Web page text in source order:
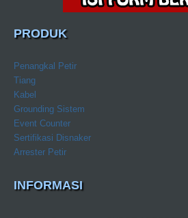
PRODUK
Penangkal Petir
Tiang
Kabel
Grounding Sistem
Event Counter
Sertifikasi Disnaker
Arrester Petir
INFORMASI